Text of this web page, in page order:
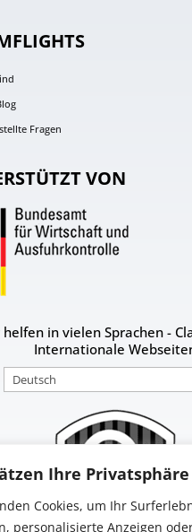
Ihre Privatsphäre
Cookies, um Ihr
personalisierte Anzeigen
Fragen
VON
helfen in vielen Sprachen -
Internationale
Sprache
auswählen